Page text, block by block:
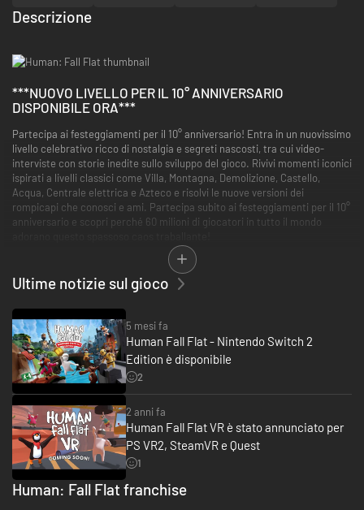
Descrizione
***NUOVO LIVELLO PER IL 10° ANNIVERSARIO
DISPONIBILE ORA***
Partecipa ai festeggiamenti per il 10° anniversario! Entra in un nuovissimo
livello celebrativo ricco di nostalgia e segreti nascosti, tra cui video-
interviste con storie inedite sullo sviluppo del gioco. Rivivi momenti iconici
ispirati a livelli classici come Villa, Montagna, Demolizione, Castello,
Acqua, Centrale elettrica e Azteco e risolvi le nuove versioni dei
rompicapi che conosci e ami. Partecipa subito ai festeggiamenti per il 10°
anniversario e scopri perché 60 milioni di giocatori in tutto il mondo
Unisciti a 60 milioni di giocatori tra tutti i formati ed esplora oltre 5.000
livelli non ufficiali dei creatori della nostra community!
Human Fall Flat è un esilarante platformer ambientato in
Ultime notizie sul gioco
5 mesi fa
Human Fall Flat - Nintendo Switch 2
Edition è disponibile
2
2 anni fa
Human Fall Flat VR è stato annunciato per
PS VR2, SteamVR e Quest
1
Human: Fall Flat franchise